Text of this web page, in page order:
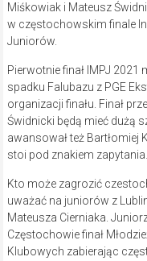
Miśkowiak i Mateusz
w częstochowskim finale
Juniorów.
Pierwotnie finał IMPJ 2021
spadku Falubazu z PGE
organizacji finału. Finał
Świdnicki będą mieć dużą
awansował też Bartłomiej
stoi pod znakiem zapytania…
Kto może zagrozić
uważać na juniorów z
Mateusza Cierniaka.
Częstochowie finał
Klubowych zabierając